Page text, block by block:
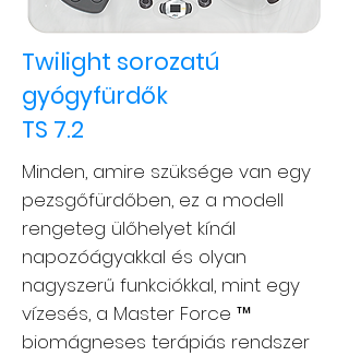
Twilight sorozatú
gyógyfürdők
TS 7.2
Minden, amire szüksége van egy
pezsgőfürdőben, ez a modell
rengeteg ülőhelyet kínál
napozóágyakkal és olyan
nagyszerű funkciókkal, mint egy
vízesés, a Master Force ™
biomágneses terápiás rendszer